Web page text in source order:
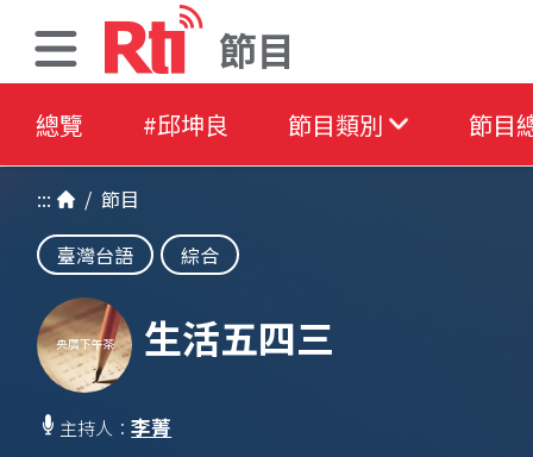
節目
總覽 #邱坤良 節目類別 節目
::: / 節目
臺灣台語
綜合
生活五四三
主持人：李菁